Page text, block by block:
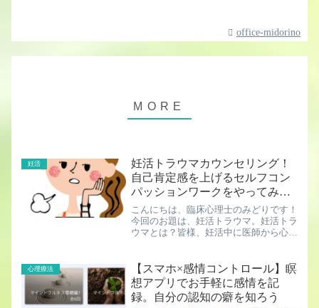
office-midorino
妊活
妊活トラウマカウンセリング！
自己肯定感を上げるセルフコン
パッションワークをやってみよ
う
こんにちは、臨床心理士のみどりです！
今回のお題は、妊活トラウマ。妊活トラ
ウマとは？皆様、妊活中に医師から心無
になったり、治療をするのが怖くなって
しまったり……。それは立...
心理療法
【スマホ×感情コントロール】瞑
想アプリでお手軽に感情を記
録。自分の認知の癖を知ろう